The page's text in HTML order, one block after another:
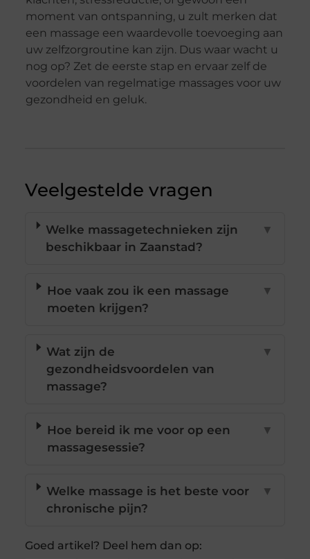
moment van ontspanning, u zult merken dat
een massage een waardevolle toevoeging aan
uw zelfzorgroutine kan zijn. Dus waar wacht u
nog op? Zet de eerste stap en ervaar zelf de
voordelen van regelmatige massages voor uw
gezondheid en geluk.
Veelgestelde vragen
Welke massagetechnieken zijn
beschikbaar in Zaanstad?
▼
Hoe vaak zou ik een massage
moeten krijgen?
▼
Wat zijn de
gezondheidsvoordelen van
massage?
▼
Hoe bereid ik me voor op een
massagesessie?
▼
Welke massage is het beste voor
chronische pijn?
▼
Goed artikel? Deel hem dan op: